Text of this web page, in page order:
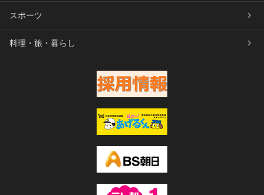
スポーツ
料理・旅・暮らし